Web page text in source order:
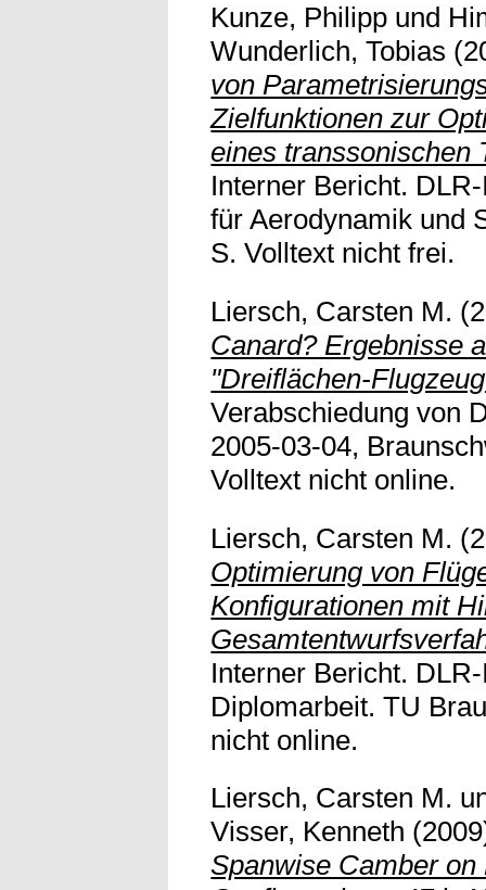
Kunze, Philipp und
Wunderlich, Tobias
von
Zielfunktionen zur
eines transsonischen
Interner Bericht.
für Aerodynamik und
S. Volltext nicht frei.
Liersch, Carsten M.
Canard? Ergebnisse
"Dreiflächen-
Verabschiedung von
2005-03-04,
Volltext nicht online.
Liersch, Carsten M.
Optimierung von
Konfigurationen mit
Interner Bericht.
Diplomarbeit. TU
nicht online.
Liersch, Carsten M.
Visser, Kenneth
Spanwise Camber